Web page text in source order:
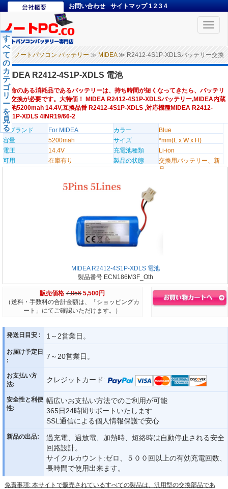
お問い合わせ サイトマップ 1 2 3 4
Toggle
ノートパソコン バッテリー ≫ MIDEA≫ R2412-4S1P-XDLSバッテリー交換
す
べ
て
の
カ
テ
ゴ
リ
ー
を
見
る
MIDEA R2412-4S1P-XDLS 電池
寿命のある消耗品であるバッテリーは、持ち時間が短くなってきたら、バッテリ
ー交換が必要です。大特価！ MIDEA R2412-4S1P-XDLSバッテリー,MIDEA内蔵
電池5200mah 14.4V,互換品番 R2412-4S1P-XDLS ,対応機種MIDEA R2412-
4S1P-XDLS 4INR19/66-2
のブランド
For MIDEA カラー
Blue
容量
5200mah サイズ
*mm(L x W x H)
電圧
14.4V 充電池種類
Li-ion
可用
在庫有り 製品の状態
交換用バッテリー、新
品
MIDEA R2412-4S1P-XDLS 電池
製品番号 ECN186M3F_Oth
販売価格 7,856 5,500円
（送料・手数料の合計金額は、「ショッピングカ
ート」にてご確認いただけます。）
発送日目安 : 1～2営業日。
お届け予定日
:
7～20営業日。
お支払い方
法:
クレジットカード:
安全性と利便
性:
幅広いお支払い方法でのご利用が可能
365日24時間サポートいたします
SSL通信による個人情報保護で安心
新品の出品:
過充電、過放電、加熱時、短絡時は自動停止される安全
回路設計。
サイクルカウント:ゼロ、５００回以上の有効充電回数、
長時間で使用出来ます。
免責事項: 本サイトで販売されているすべての製品は、汎用型の交換部品であ